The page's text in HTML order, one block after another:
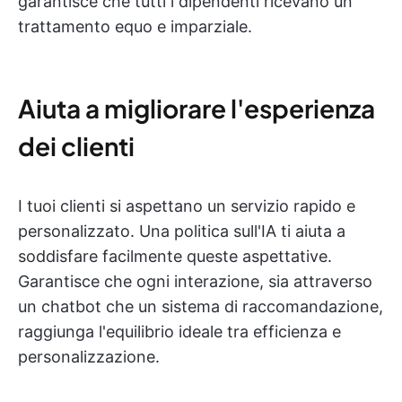
trattamento equo e imparziale.
Aiuta a migliorare l'esperienza
dei clienti
I tuoi clienti si aspettano un servizio rapido e
personalizzato. Una politica sull'IA ti aiuta a
soddisfare facilmente queste aspettative.
Garantisce che ogni interazione, sia attraverso
un chatbot che un sistema di raccomandazione,
raggiunga l'equilibrio ideale tra efficienza e
personalizzazione.